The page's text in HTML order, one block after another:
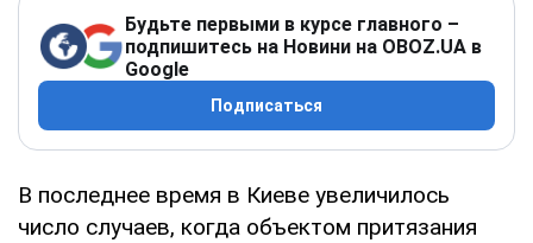
Будьте первыми в курсе главного –
подпишитесь на Новини на OBOZ.UA в
Google
Подписаться
В последнее время в Киеве увеличилось
число случаев, когда объектом притязания